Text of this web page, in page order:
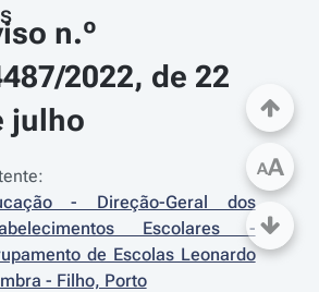
n.º
2022, de 22
julho
- Direção-Geral dos
Escolares -
de Escolas Leonardo
- Filho, Porto
AA